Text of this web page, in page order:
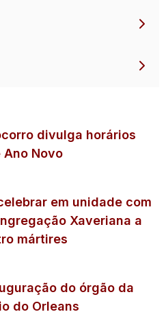
divulga horários
Ano Novo
em unidade com
Xaveriana a
mártires
do órgão da
do Orleans